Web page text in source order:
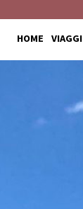
HOME VIAGGI